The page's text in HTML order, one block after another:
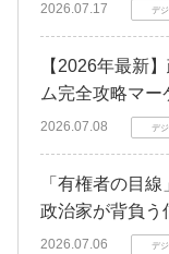
2026.07.17 デ
【2026年最新
ム完全攻略マ
2026.07.08 デ
「有権者の目
政治家が背負う
2026.07.06 デ